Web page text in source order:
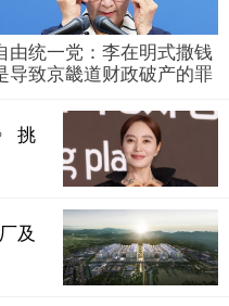
由统一党：李在明式撒钱
导致京畿道财政破产的罪
挑
及